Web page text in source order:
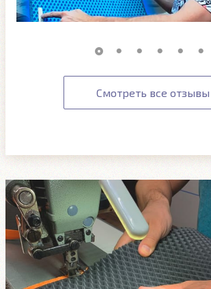
Смотреть все отзывы